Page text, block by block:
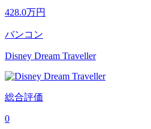
428.0万円
バンコン
Disney Dream Traveller
総合評価
0